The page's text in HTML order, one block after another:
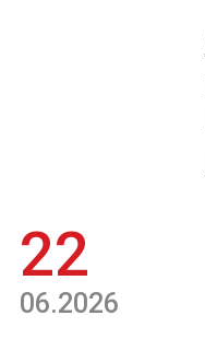
22
06.2026